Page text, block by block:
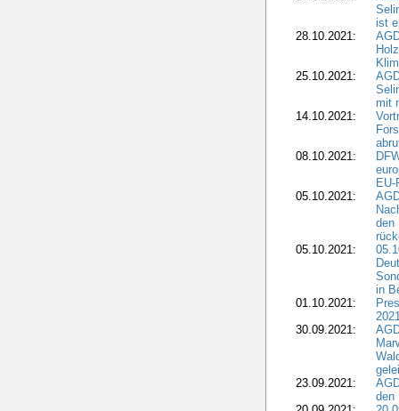
ist
28.10.2021:
25.10.2021:
mit
14.10.2021:
08.10.2021:
05.10.2021:
den
05.10.2021:
in
01.10.2021:
30.09.2021:
23.09.2021:
den